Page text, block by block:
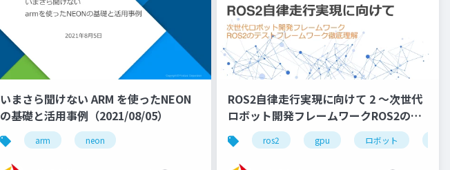
初心者 kaggleスコアアップシリーズ
高速化
いまさら聞けない ARM を使ったNEON
の基礎と活用事例（2021/08/05）
arm neon
ROS2自律走行実現に向けて 2 ～次世代
ロボット開発フレームワークROS2のビ
ルドシステム徹底理解～
（2022/11/30）
ros2 gpu ロボット